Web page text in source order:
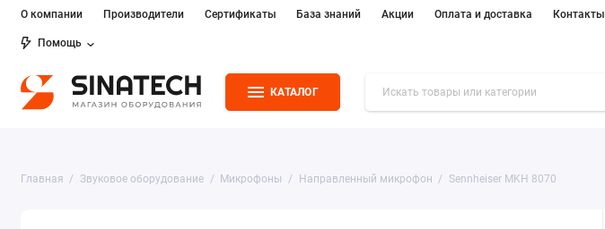
О компании Производители Сертификаты База знаний Акции Оплата и доставка Контакты
Помощь
КАТАЛОГ
Главная Звуковое оборудование Микрофоны Направленный микрофон Sennheiser MKH 8070